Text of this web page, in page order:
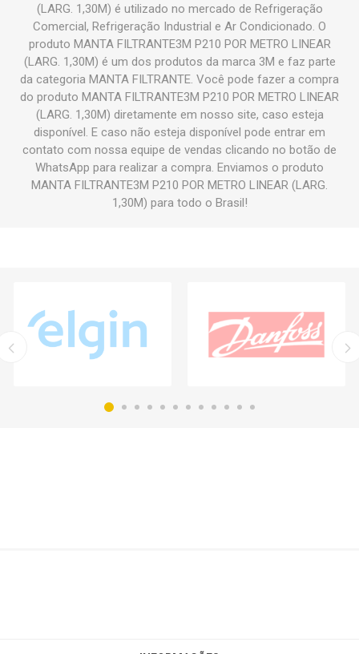
(LARG. 1,30M) é utilizado no mercado de Refrigeração
Comercial, Refrigeração Industrial e Ar Condicionado. O
produto MANTA FILTRANTE3M P210 POR METRO LINEAR
(LARG. 1,30M) é um dos produtos da marca 3M e faz parte
da categoria MANTA FILTRANTE. Você pode fazer a compra
do produto MANTA FILTRANTE3M P210 POR METRO LINEAR
(LARG. 1,30M) diretamente em nosso site, caso esteja
disponível. E caso não esteja disponível pode entrar em
contato com nossa equipe de vendas clicando no botão de
WhatsApp para realizar a compra. Enviamos o produto
MANTA FILTRANTE3M P210 POR METRO LINEAR (LARG.
1,30M) para todo o Brasil!